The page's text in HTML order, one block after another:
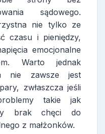
sądowego.
nie tylko ze
czasu i pieniędzy,
emocjonalne
Warto jednak
nie zawsze jest
zwłaszcza jeśli
takie jak
brak chęci do
z małżonków.